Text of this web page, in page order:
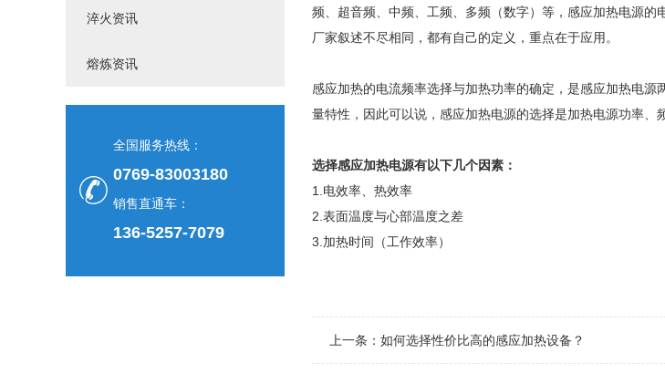
淬火资讯
熔炼资讯
全国服务热线：
0769-83003180
销售直通车：
136-5257-7079
频、超音频、中频、工频、多频（数字）等，感应加热电源
厂家叙述不尽相同，都有自己的定义，重点在于应用。
感应加热的电流频率选择与加热功率的确定，是感应加热电
量特性，因此可以说，感应加热电源的选择是加热电源功率、
选择感应加热电源有以下几个因素：
1.电效率、热效率
2.表面温度与心部温度之差
3.加热时间（工作效率）
上一条： 如何选择性价比高的感应加热设备？